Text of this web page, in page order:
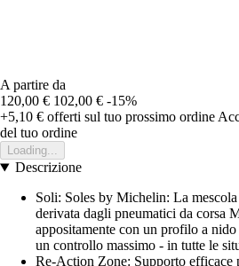
A partire da
120,00 € 102,00 € -15%
+5,10 € offerti sul tuo prossimo ordine
del tuo ordine
Loading...
Descrizione
Soli: Soles by Michelin: La
derivata dagli pneumatici da corsa
appositamente con un profilo a
un controllo massimo - in tutte le
Re-Action Zone: Supporto efficace